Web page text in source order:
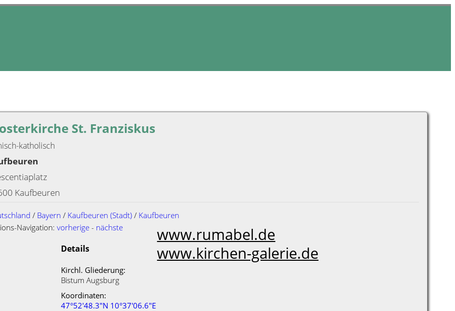
www.rumabel.de
www.kirchen-galerie.de
St. Franziskus
katholisch
Kaufbeuren
/ Bayern / Kaufbeuren (Stadt) / Kaufbeuren
Navigation:vorherige - nächste
Details
Kirchl. Gliederung:
Bistum Augsburg
Koordinaten:
47°52'48.3"N 10°37'06.6"E